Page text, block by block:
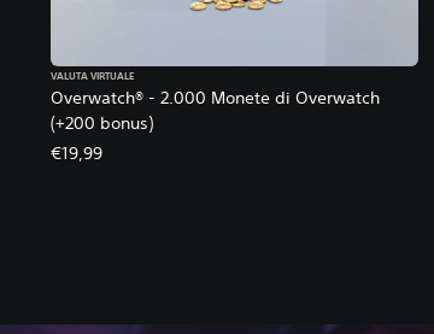
Overwatch® - 2.000 Monete di Overwatch
(+200 bonus)
VALUTA VIRTUALE
€19,99